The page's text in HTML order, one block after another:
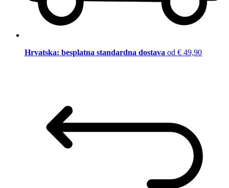
Hrvatska: besplatna standardna dostava od € 49,90